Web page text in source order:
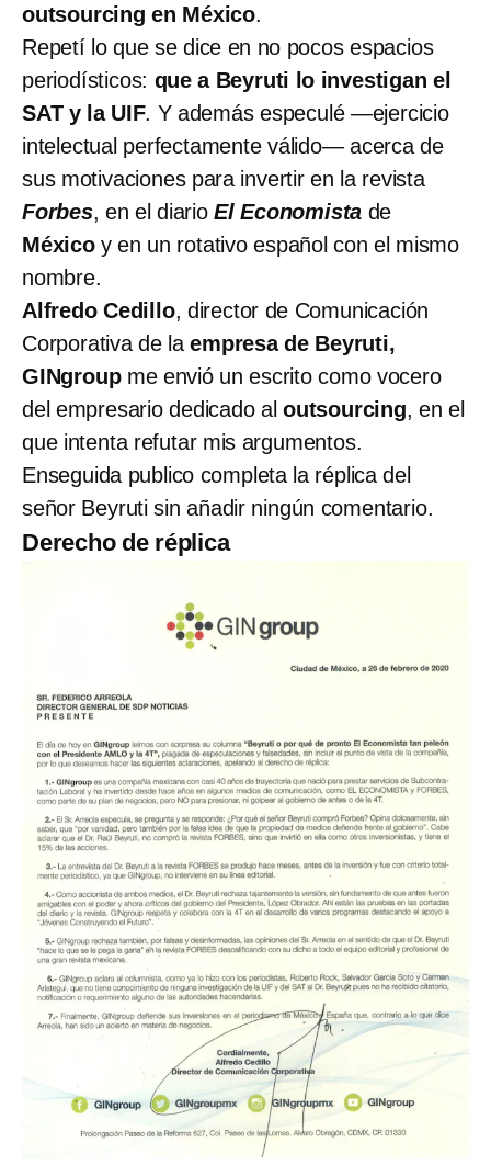
outsourcing en México.
Repetí lo que se dice en no pocos espacios
periodísticos: que a Beyruti lo investigan el
SAT y la UIF. Y además especulé —ejercicio
intelectual perfectamente válido— acerca de
sus motivaciones para invertir en la revista
Forbes, en el diarioEl Economista de
Méxicoy en un rotativo español con el mismo
nombre.
Alfredo Cedillo, director de Comunicación
Corporativa de laempresa de Beyruti,
GINgroupme envió un escrito como vocero
del empresario dedicado aloutsourcing, en el
que intenta refutar mis argumentos.
Enseguida publico completa la réplica del
señor Beyruti sin añadir ningún comentario.
Derecho de réplica